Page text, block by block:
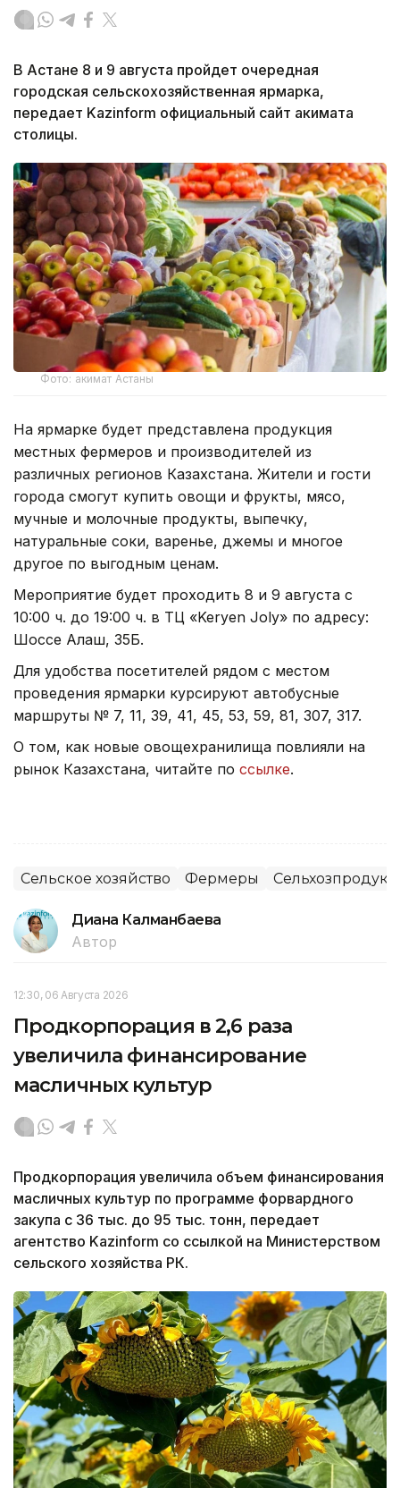
В Астане 8 и 9 августа пройдет очередная
городская сельскохозяйственная ярмарка,
передает Kazinform официальный сайт акимата
столицы.
Фото: акимат Астаны
На ярмарке будет представлена продукция
местных фермеров и производителей из
различных регионов Казахстана. Жители и гости
города смогут купить овощи и фрукты, мясо,
мучные и молочные продукты, выпечку,
натуральные соки, варенье, джемы и многое
другое по выгодным ценам.
Мероприятие будет проходить 8 и 9 августа с
10:00 ч. до 19:00 ч. в ТЦ «Keryen Joly» по адресу:
Шоссе Алаш, 35Б.
Для удобства посетителей рядом с местом
проведения ярмарки курсируют автобусные
маршруты № 7, 11, 39, 41, 45, 53, 59, 81, 307, 317.
О том, как новые овощехранилища повлияли на
рынок Казахстана, читайте по ссылке.
Сельское хозяйство Фермеры
Диана Калманбаева
Автор
12:30, 06 Августа 2026
Продкорпорация в 2,6 раза
увеличила финансирование
масличных культур
Продкорпорация увеличила объем финансирования
масличных культур по программе форвардного
закупа с 36 тыс. до 95 тыс. тонн, передает
агентство Kazinform со ссылкой на Министерством
сельского хозяйства РК.